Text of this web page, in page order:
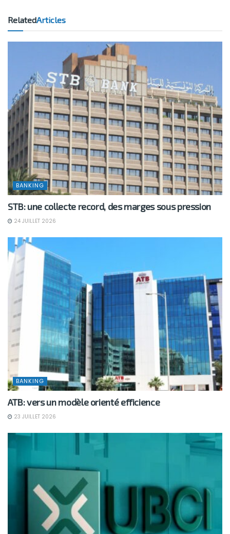
RelatedArticles
BANKING
STB: une collecte record, des marges sous pression
24 JUILLET 2026
BANKING
ATB: vers un modèle orienté efficience
23 JUILLET 2026